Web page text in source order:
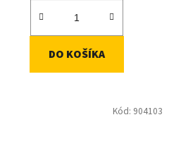
DO KOŠÍKA
Kód: 904103